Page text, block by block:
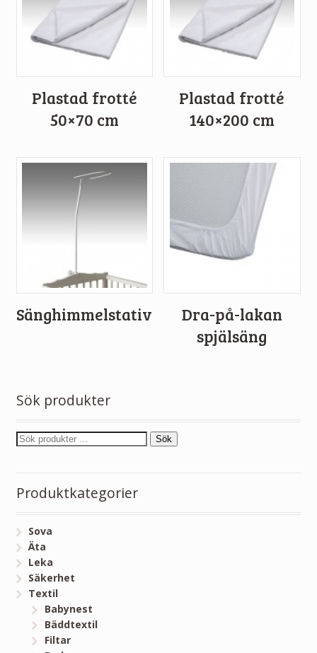
Plastad frotté
50×70 cm
Plastad frotté
140×200 cm
Sänghimmelstativ
Dra-på-lakan
spjälsäng
Sök produkter
Sök
Produktkategorier
Sova
Äta
Leka
Säkerhet
Textil
Babynest
Bäddtextil
Filtar